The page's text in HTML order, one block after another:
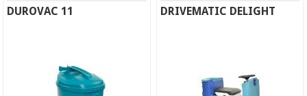
DUROVAC 11 DRIVEMATIC DELIGHT